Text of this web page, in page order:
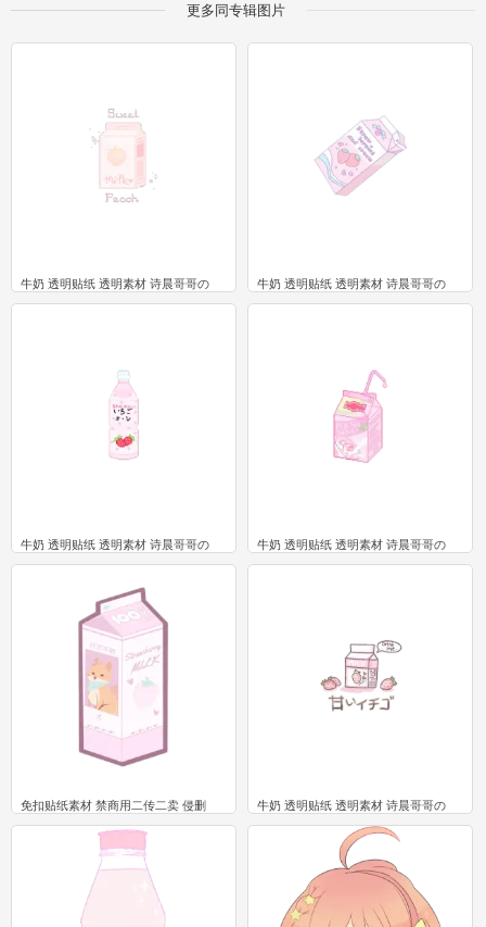
更多同专辑图片
牛奶 透明贴纸 透明素材 诗晨哥哥の
2
牛奶 透明贴纸 透明素材 诗晨哥哥の
4
牛奶 透明贴纸 透明素材 诗晨哥哥の
5
牛奶 透明贴纸 透明素材 诗晨哥哥の
4
牛奶 透明贴纸 透明素材 诗晨哥哥の
1
免扣贴纸素材 禁商用二传二卖 侵删
2